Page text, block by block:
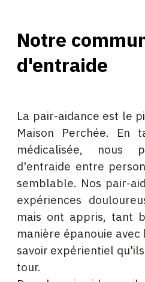
Notre
d'entraide
La pair-aidance est le
Maison Perchée. En
médicalisée, nous
d'entraide entre
semblable. Nos pair-
expériences
mais ont appris, tant
manière épanouie
savoir expérientiel
tour.